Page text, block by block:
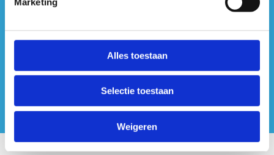
Alles toestaan
Selectie toestaan
Weigeren
#sportersbelevenmeer
ook op sociale media